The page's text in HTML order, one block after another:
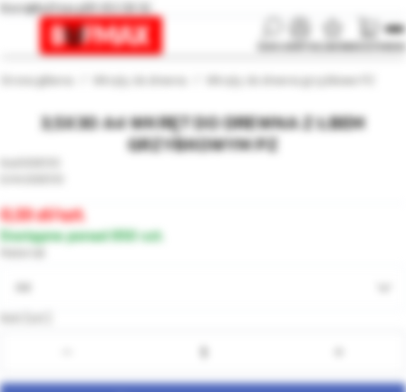
biuro@bufmax.pl91 453 08 92
ULUBIONEKOSZYK
Strona główna Wkręty do drewna Wkręty do drewna grzybkowe PZ
3,5X30 A4 WKRĘT DO DREWNA Z ŁBEM
GRZYBKOWYM PZ
0,33 /szt.
Dostępne ponad 850 szt.
A4